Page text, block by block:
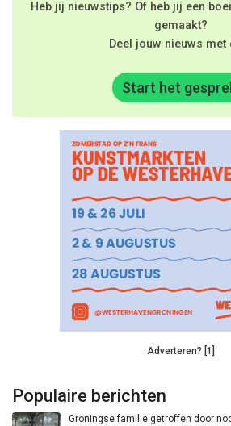
Heb jij nieuwstips? Of heb jij een
gemaakt?
Deel jouw nieuws met
Start het
Adverteren? [1]
Populaire berichten
Groningse familie getroffen door